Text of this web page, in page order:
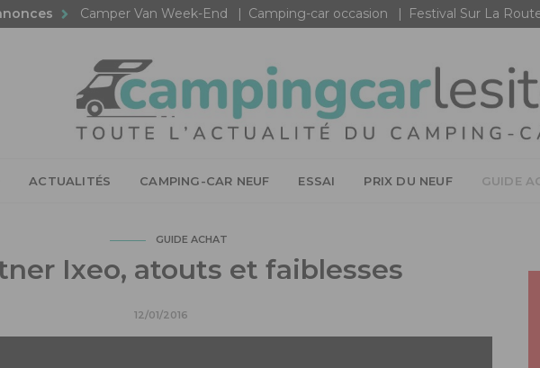
Camper Van Week-End Camping-car occasion Festival Sur La
ACTUALITÉS CAMPING-CAR NEUF ESSAI PRIX DU NEUF GUIDE
GUIDE ACHAT
Ixeo, atouts et faiblesses
12/01/2016